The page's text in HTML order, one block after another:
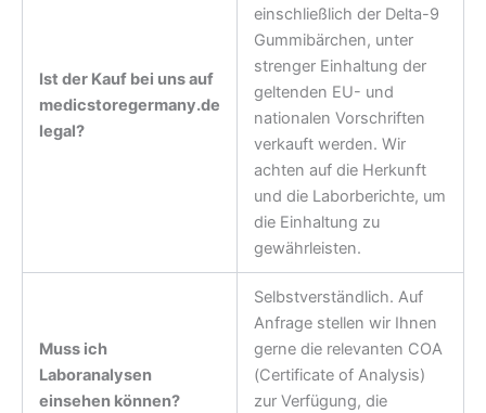
Ist der Kauf bei uns auf
medicstoregermany.de
legal?
einschließlich der Delta-9
Gummibärchen, unter
strenger Einhaltung der
geltenden EU- und
nationalen Vorschriften
verkauft werden. Wir
achten auf die Herkunft
und die Laborberichte, um
die Einhaltung zu
gewährleisten.
Muss ich
Laboranalysen
einsehen können?
Selbstverständlich. Auf
Anfrage stellen wir Ihnen
gerne die relevanten COA
(Certificate of Analysis)
zur Verfügung, die